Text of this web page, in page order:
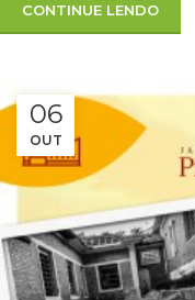
CONTINUE LENDO
06
OUT